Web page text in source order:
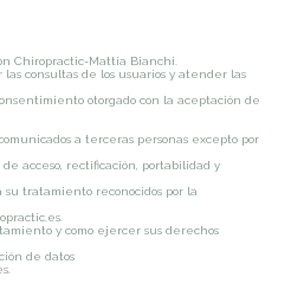
Chiropractic-Mattia Bianchi.
consultas de los usuarios y atender las
otorgado con la aceptación de
a terceras personas excepto por
acceso, rectificación, portabilidad y
su tratamiento reconocidos por la
y como ejercer sus derechos
de datos